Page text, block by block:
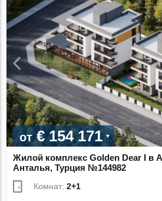
от€ 154 171
Жилой комплекс Golden Dear I в
Анталья, Турция №144982
Комнат:2+1